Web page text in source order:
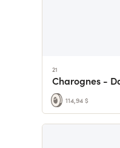
21
114,94 $